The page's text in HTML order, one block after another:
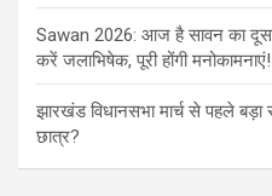
Sawan 2026: आज है सावन का
करें जलाभिषेक, पूरी होंगी मनोकामनाएं!
झारखंड विधानसभा मार्च से पहले
छात्र?